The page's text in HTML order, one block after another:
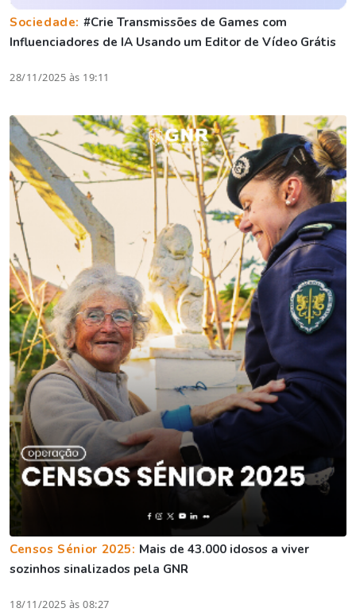
Sociedade: #Crie Transmissões de Games com
Influenciadores de IA Usando um Editor de Vídeo Grátis
28/11/2025 às 19:11
Censos Sénior 2025: Mais de 43.000 idosos a viver
sozinhos sinalizados pela GNR
18/11/2025 às 08:27